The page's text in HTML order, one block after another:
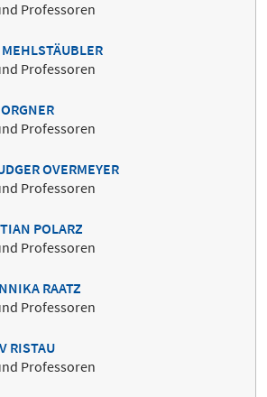
Professoren
Professoren
Professoren
OVERMEYER
Professoren
POLARZ
Professoren
RAATZ
Professoren
RISTAU
Professoren